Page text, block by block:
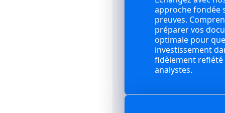
approche fondée
preuves.
préparer vos
optimale pour
investissement
fidèlement reflété
analystes.